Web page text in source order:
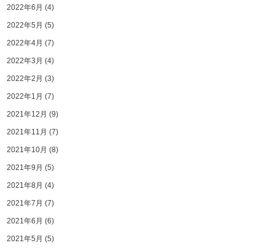
2022年6月 (4)
2022年5月 (5)
2022年4月 (7)
2022年3月 (4)
2022年2月 (3)
2022年1月 (7)
2021年12月 (9)
2021年11月 (7)
2021年10月 (8)
2021年9月 (5)
2021年8月 (4)
2021年7月 (7)
2021年6月 (6)
2021年5月 (5)